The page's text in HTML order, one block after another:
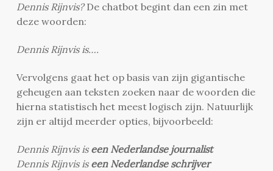
Dennis Rijnvis?De chatbot begint dan een zin met
deze woorden:
Dennis Rijnvis is….
Vervolgens gaat het op basis van zijn gigantische
geheugen aan teksten zoeken naar de woorden die
hierna statistisch het meest logisch zijn. Natuurlijk
zijn er altijd meerder opties, bijvoorbeeld:
Dennis Rijnvis is een Nederlandse journalist
Dennis Rijnvis is een Nederlandse schrijver